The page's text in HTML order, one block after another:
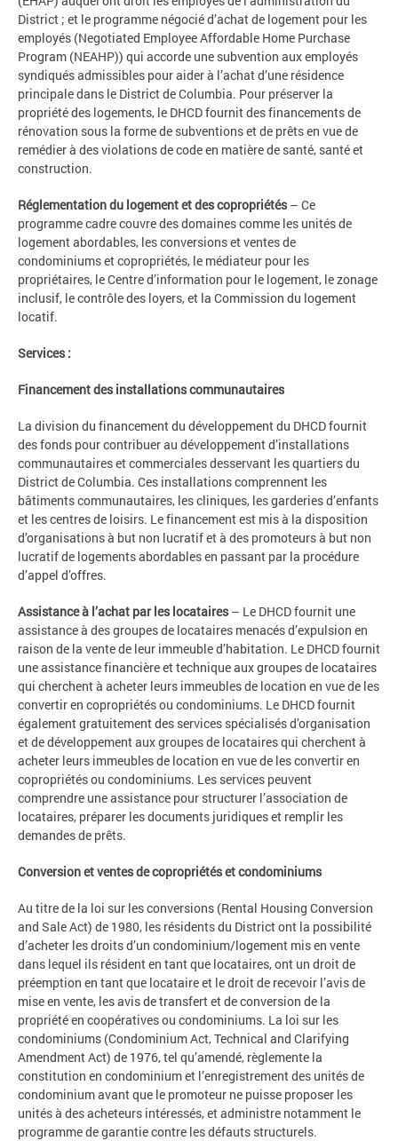
District ; et le programme négocié d’achat de logement pour les
employés (Negotiated Employee Affordable Home Purchase
Program (NEAHP)) qui accorde une subvention aux employés
syndiqués admissibles pour aider à l’achat d’une résidence
principale dans le District de Columbia. Pour préserver la
propriété des logements, le DHCD fournit des financements de
rénovation sous la forme de subventions et de prêts en vue de
remédier à des violations de code en matière de santé, santé et
construction.
Réglementation du logement et des copropriétés– Ce
programme cadre couvre des domaines comme les unités de
logement abordables, les conversions et ventes de
condominiums et copropriétés, le médiateur pour les
propriétaires, le Centre d’information pour le logement, le zonage
inclusif, le contrôle des loyers, et la Commission du logement
locatif.
Services :
Financement des installations communautaires
La division du financement du développement du DHCD fournit
des fonds pour contribuer au développement d’installations
communautaires et commerciales desservant les quartiers du
District de Columbia. Ces installations comprennent les
bâtiments communautaires, les cliniques, les garderies d’enfants
et les centres de loisirs. Le financement est mis à la disposition
d’organisations à but non lucratif et à des promoteurs à but non
lucratif de logements abordables en passant par la procédure
d’appel d’offres.
Assistance à l’achat par les locataires– Le DHCD fournit une
assistance à des groupes de locataires menacés d’expulsion en
raison de la vente de leur immeuble d’habitation. Le DHCD fournit
une assistance financière et technique aux groupes de locataires
qui cherchent à acheter leurs immeubles de location en vue de les
convertir en copropriétés ou condominiums. Le DHCD fournit
également gratuitement des services spécialisés d’organisation
et de développement aux groupes de locataires qui cherchent à
acheter leurs immeubles de location en vue de les convertir en
copropriétés ou condominiums. Les services peuvent
comprendre une assistance pour structurer l’association de
locataires, préparer les documents juridiques et remplir les
demandes de prêts.
Conversion et ventes de copropriétés et condominiums
Au titre de la loi sur les conversions (Rental Housing Conversion
and Sale Act) de 1980, les résidents du District ont la possibilité
d’acheter les droits d’un condominium/logement mis en vente
dans lequel ils résident en tant que locataires, ont un droit de
préemption en tant que locataire et le droit de recevoir l’avis de
mise en vente, les avis de transfert et de conversion de la
propriété en coopératives ou condominiums. La loi sur les
condominiums (Condominium Act, Technical and Clarifying
Amendment Act) de 1976, tel qu’amendé, règlemente la
constitution en condominium et l’enregistrement des unités de
condominium avant que le promoteur ne puisse proposer les
unités à des acheteurs intéressés, et administre notamment le
programme de garantie contre les défauts structurels.